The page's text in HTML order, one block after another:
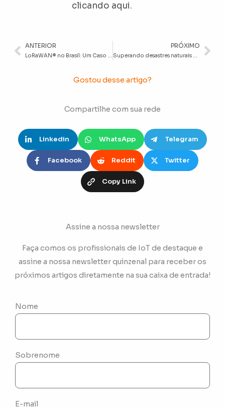
clicando aqui.
Anterior
ANTERIOR
LoRaWAN® no Brasil: Um Caso de Sucesso
PRÓXIMO
Superando desastres naturais com cidades inteligentes
Gostou desse artigo?
Compartilhe com sua rede
Linkedin WhatsApp Telegram
Facebook Reddit Twitter
Copy Link
Assine a nossa newsletter
Faça comos os profissionais de IoT de destaque e
assine a nossa newsletter quinzenal para receber os
próximos artigos diretamente na sua caixa de entrada!
Nome
Sobrenome
E-mail